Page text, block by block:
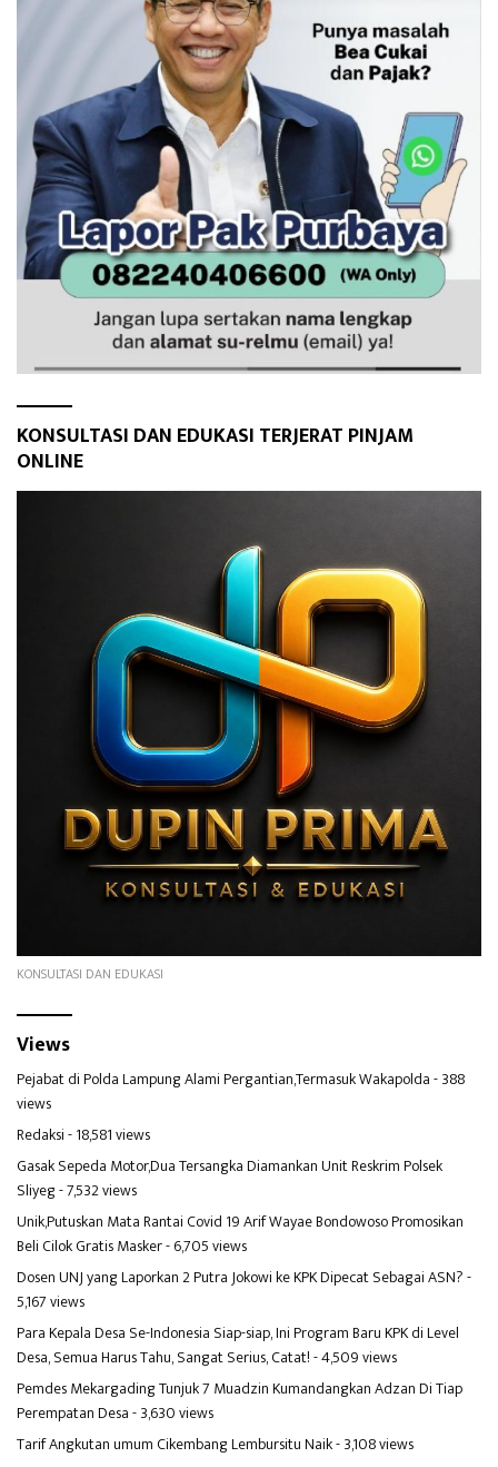
KONSULTASI DAN EDUKASI TERJERAT PINJAM
ONLINE
KONSULTASI DAN EDUKASI
Views
Pejabat di Polda Lampung Alami Pergantian,Termasuk Wakapolda- 388
views
Redaksi- 18,581 views
Gasak Sepeda Motor,Dua Tersangka Diamankan Unit Reskrim Polsek
Sliyeg- 7,532 views
Unik,Putuskan Mata Rantai Covid 19 Arif Wayae Bondowoso Promosikan
Beli Cilok Gratis Masker- 6,705 views
Dosen UNJ yang Laporkan 2 Putra Jokowi ke KPK Dipecat Sebagai ASN?-
5,167 views
Para Kepala Desa Se-Indonesia Siap-siap, Ini Program Baru KPK di Level
Desa, Semua Harus Tahu, Sangat Serius, Catat!- 4,509 views
Pemdes Mekargading Tunjuk 7 Muadzin Kumandangkan Adzan Di Tiap
Perempatan Desa- 3,630 views
Tarif Angkutan umum Cikembang Lembursitu Naik- 3,108 views